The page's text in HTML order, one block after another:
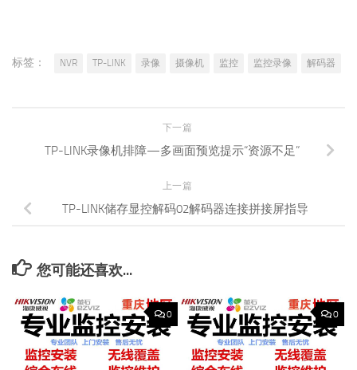
标签： NVR TP-LINK 录像 摄像机 监控 监控录像 解码器
下一篇
TP-LINK录像机排障—多画面预览提示“资源不足”
上一篇
TP-LINK储存显控解码02解码器连接拼接屏指导
您可能还喜欢...
0 0